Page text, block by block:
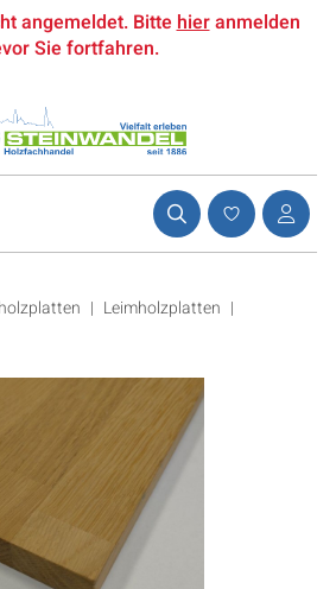
angemeldet. Bittehieranmelden
Sie fortfahren.
| Leimholzplatten |